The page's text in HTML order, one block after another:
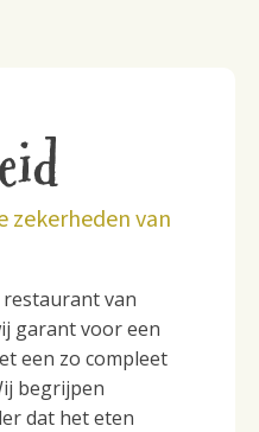
zekerheden van
restaurant van
garant voor een
een zo compleet
begrijpen
dat het eten